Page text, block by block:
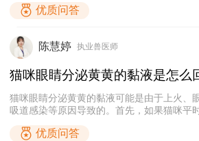
猫咪的眼部症状来使用合适的眼药水。当猫
用。
优质问答
陈慧婷 执业兽医师
猫咪眼睛分泌黄黄的黏液是怎么
猫咪眼睛分泌黄黄的黏液可能是由于上火、
吸道感染等原因导致的。首先，如果猫咪平
眼睛发红等症状。因此，主人平时要注意使
优质问答